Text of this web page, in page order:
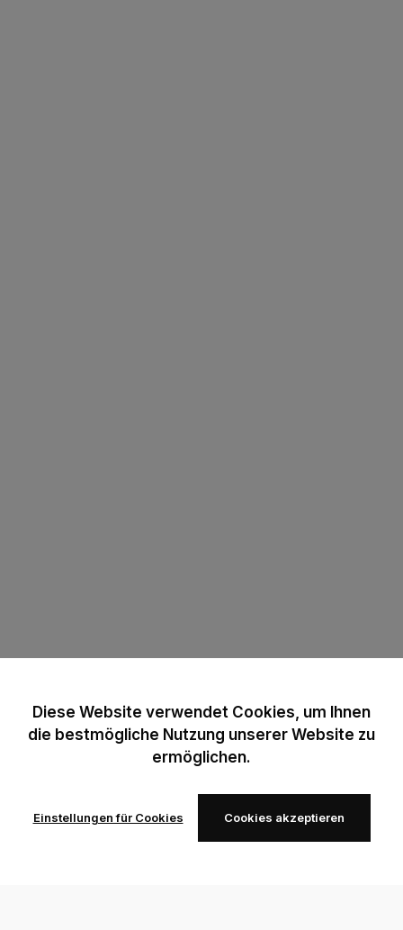
Diese Website verwendet Cookies, um Ihnen
die bestmögliche Nutzung unserer Website zu
ermöglichen.
Einstellungen für Cookies Cookies akzeptieren